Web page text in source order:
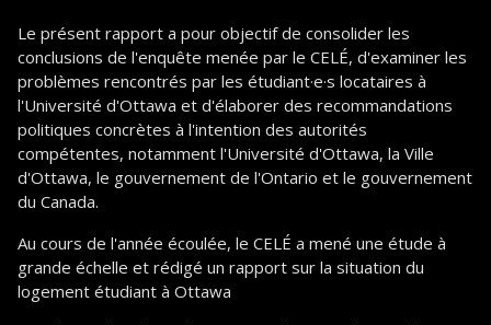
Le présent rapport a pour objectif de consolider les
conclusions de l'enquête menée par le CELÉ, d'examiner les
problèmes rencontrés par les étudiant·e·s locataires à
l'Université d'Ottawa et d'élaborer des recommandations
politiques concrètes à l'intention des autorités
compétentes, notamment l'Université d'Ottawa, la Ville
d'Ottawa, le gouvernement de l'Ontario et le gouvernement
du Canada.
Au cours de l'année écoulée, le CELÉ a mené une étude à
grande échelle et rédigé un rapport sur la situation du
logement étudiant à Ottawa